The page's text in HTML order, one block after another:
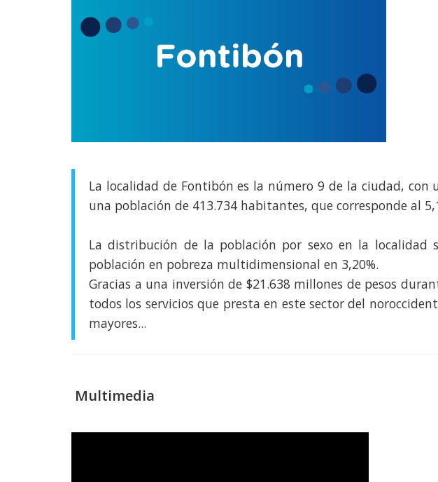
La localidad de Fontibón es la número 9 de la ciudad,
una población de 413.734 habitantes, que corresponde al
La distribución de la población por sexo en la localidad
población en pobreza multidimensional en 3,20%.​
Gracias a una inversión de $21.638 millones de pesos
todos los servicios que presta en este sector del
mayores...
Multimedia